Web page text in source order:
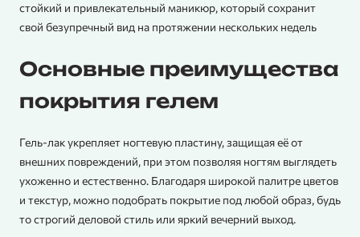
стойкий и привлекательный маникюр, который сохранит
свой безупречный вид на протяжении нескольких недель
Основные преимущества
покрытия гелем
Гель-лак укрепляет ногтевую пластину, защищая её от
внешних повреждений, при этом позволяя ногтям выглядеть
ухоженно и естественно. Благодаря широкой палитре цветов
и текстур, можно подобрать покрытие под любой образ, будь
то строгий деловой стиль или яркий вечерний выход.